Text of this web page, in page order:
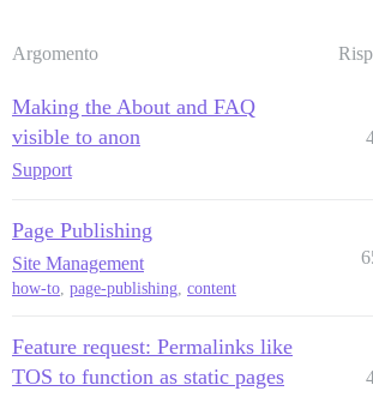
Argomento
Making the About and FAQ
visible to anon
Support
Page Publishing
Site Management
how-to page-publishing content
Feature request: Permalinks like
TOS to function as static pages